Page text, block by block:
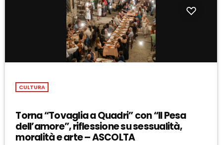
CULTURA
Torna “Tovaglia a Quadri” con “Il Pesa
dell’amore”, riflessione su sessualità,
moralità e arte – ASCOLTA